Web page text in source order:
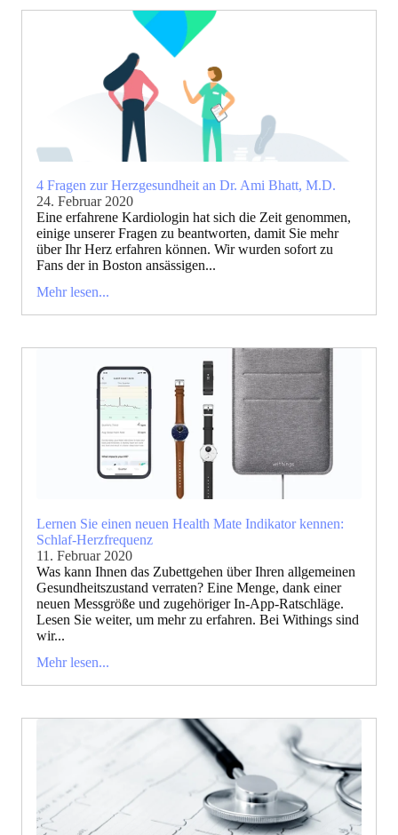
4 Fragen zur Herzgesundheit an Dr. Ami Bhatt, M.D.
24. Februar 2020
Eine erfahrene Kardiologin hat sich die Zeit genommen,
einige unserer Fragen zu beantworten, damit Sie mehr
über Ihr Herz erfahren können. Wir wurden sofort zu
Fans der in Boston ansässigen...
Mehr lesen...
Lernen Sie einen neuen Health Mate Indikator kennen:
Schlaf-Herzfrequenz
11. Februar 2020
Was kann Ihnen das Zubettgehen über Ihren allgemeinen
Gesundheitszustand verraten? Eine Menge, dank einer
neuen Messgröße und zugehöriger In-App-Ratschläge.
Lesen Sie weiter, um mehr zu erfahren. Bei Withings sind
wir...
Mehr lesen...